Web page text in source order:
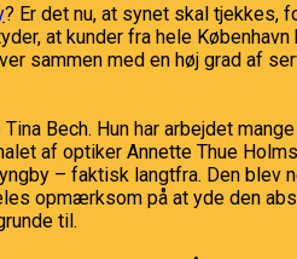
? Er det nu, at synet skal tjekkes,
at kunder fra hele
sammen med en høj grad af
Bech. Hun har arbejdet
af optiker Annette Thue
– faktisk langtfra. Den
opmærksom på at yde den
til.